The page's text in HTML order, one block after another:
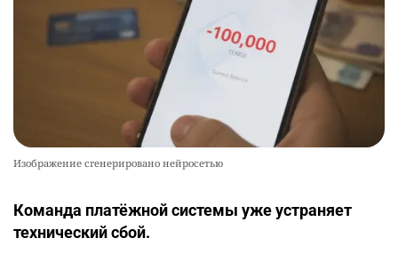
Изображение сгенерировано нейросетью
Команда платёжной системы уже устраняет
технический сбой.